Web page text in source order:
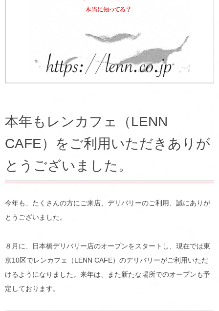
本年もレンカフェ（LENN
CAFE）をご利用いただきありが
とうございました。
今年も、たくさんの方にご来店、デリバリーのご利用、誠にありが
とうございました。
８月に、日本橋デリバリー店のオープンをスタートし、現在では東
京10区でレンカフェ（LENN CAFE）のデリバリーがご利用いただ
けるようになりました。来年は、また新たな場所でのオープンも予
定しております。